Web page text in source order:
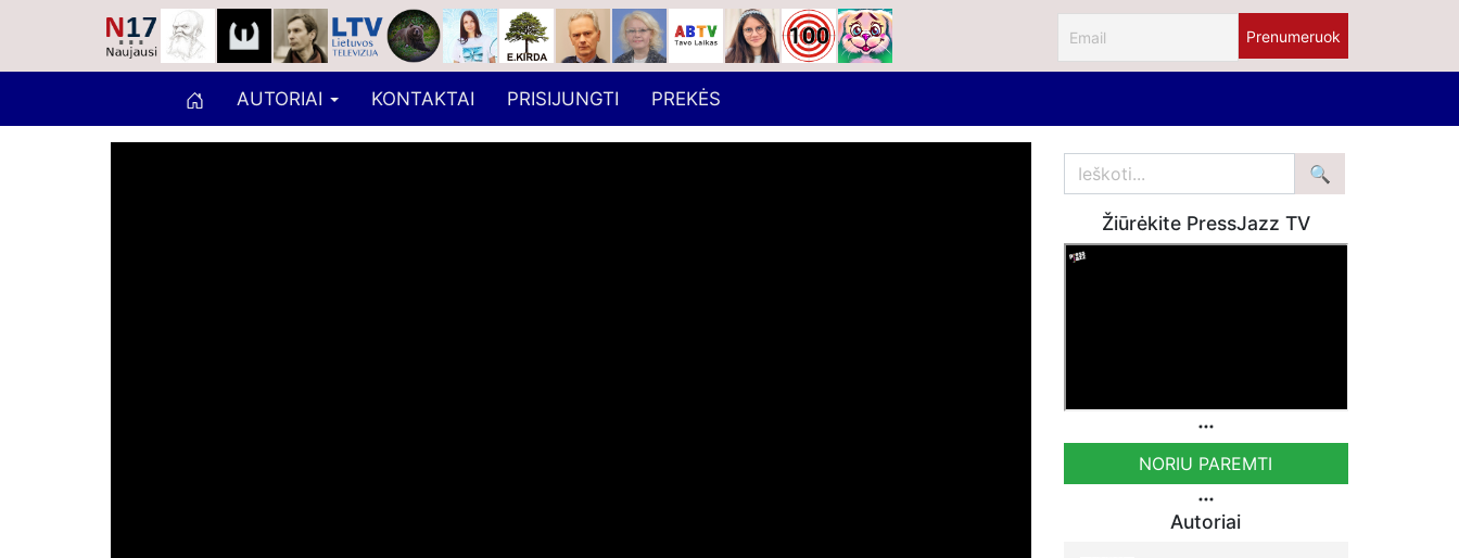
AUTORIAI KONTAKTAI PRISIJUNGTI PREKĖS
Žiūrėkite PressJazz TV
NORIU PAREMTI
Autoriai